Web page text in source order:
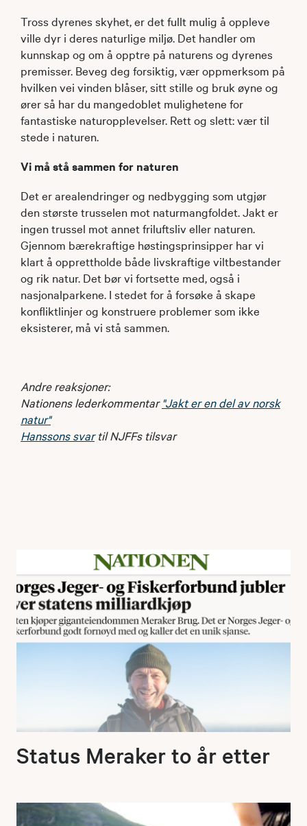
Tross dyrenes skyhet, er det fullt mulig å oppleve
ville dyr i deres naturlige miljø. Det handler om
kunnskap og om å opptre på naturens og dyrenes
premisser. Beveg deg forsiktig, vær oppmerksom på
hvilken vei vinden blåser, sitt stille og bruk øyne og
ører så har du mangedoblet mulighetene for
fantastiske naturopplevelser. Rett og slett: vær til
stede i naturen.
Vi må stå sammen for naturen
Det er arealendringer og nedbygging som utgjør
den største trusselen mot naturmangfoldet. Jakt er
ingen trussel mot annet friluftsliv eller naturen.
Gjennom bærekraftige høstingsprinsipper har vi
klart å opprettholde både livskraftige viltbestander
og rik natur. Det bør vi fortsette med, også i
nasjonalparkene. I stedet for å forsøke å skape
konfliktlinjer og konstruere problemer som ikke
eksisterer, må vi stå sammen.
Andre reaksjoner:
Nationens lederkommentar"Jakt er en del av norsk
natur"
Hanssons svartil NJFFs tilsvar
Status Meraker to år etter